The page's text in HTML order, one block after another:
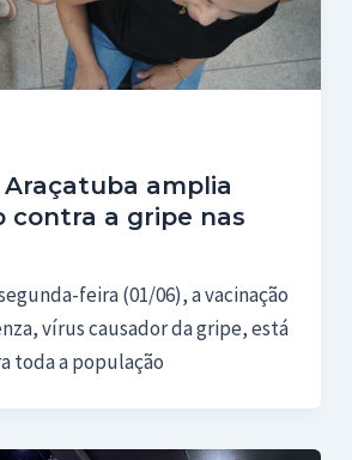
Araçatuba amplia
contra a gripe nas
feira (01/06), a vacinação
vírus causador da gripe, está
toda a população